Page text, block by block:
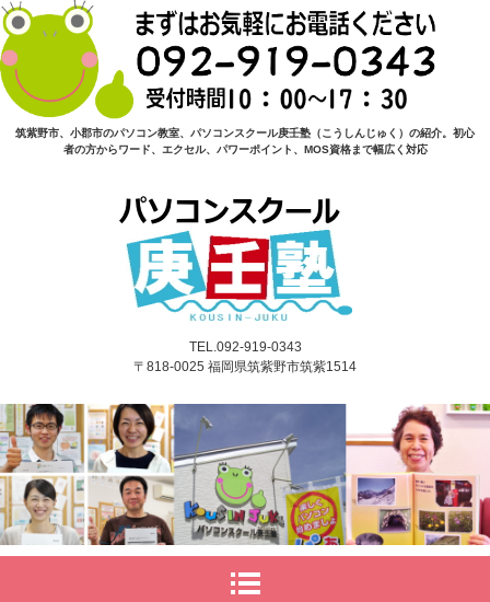
筑紫野市、小郡市のパソコン教室、パソコンスクール庚壬塾（こうしんじゅく）の紹介。初心
者の方からワード、エクセル、パワーポイント、MOS資格まで幅広く対応
TEL.092-919-0343
〒818-0025 福岡県筑紫野市筑紫1514